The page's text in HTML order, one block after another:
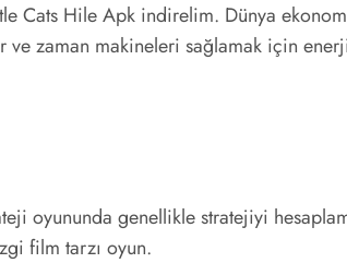
Cats Hile Apk indirelim. Dünya
zaman makineleri sağlamak için
oyununda genellikle stratejiyi
film tarzı oyun.